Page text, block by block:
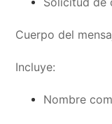
Cuerpo del
Incluye:
Nombre